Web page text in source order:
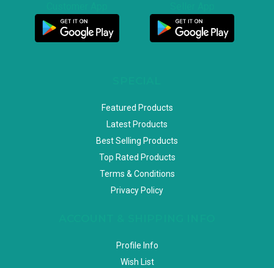
Featured Products
Latest Products
Best Selling Products
Top Rated Products
Terms & Conditions
Privacy Policy
Profile Info
Wish List